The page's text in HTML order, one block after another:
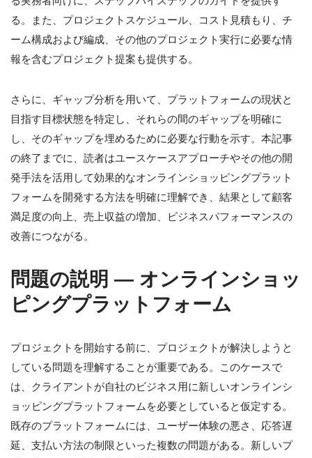
る。また、プロジェクトスケジュール、コスト見積もり、チ
ーム構成および編成、その他のプロジェクト実行に必要な情
報を含むプロジェクト提案も提供する。
さらに、ギャップ分析を用いて、プラットフォームの現状と
目指す目標状態を特定し、それらの間のギャップを明確に
し、そのギャップを埋めるために必要な行動を示す。本記事
の終了までに、読者はユースケースアプローチやその他の開
発手法を活用して効果的なオンラインショッピングプラット
フォームを開発する方法を明確に理解でき、結果として顧客
満足度の向上、売上収益の増加、ビジネスパフォーマンスの
改善につながる。
問題の説明 ― オンラインショッ
ピングプラットフォーム
プロジェクトを開始する前に、プロジェクトが解決しようと
している問題を理解することが重要である。このケースで
は、クライアントが自社のビジネス用に新しいオンラインシ
ョッピングプラットフォームを必要としていると仮定する。
既存のプラットフォームには、ユーザー体験の悪さ、応答遅
延、支払い方法の制限といった複数の問題がある。新しいプ